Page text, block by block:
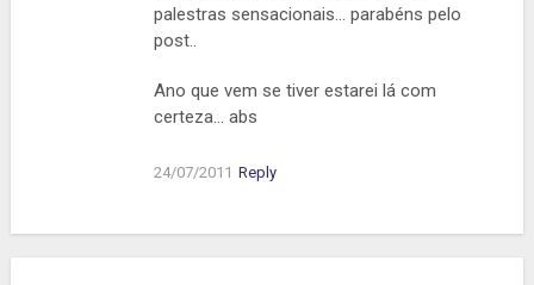
palestras sensacionais… parabéns pelo
post..
Ano que vem se tiver estarei lá com
certeza… abs
24/07/2011 Reply